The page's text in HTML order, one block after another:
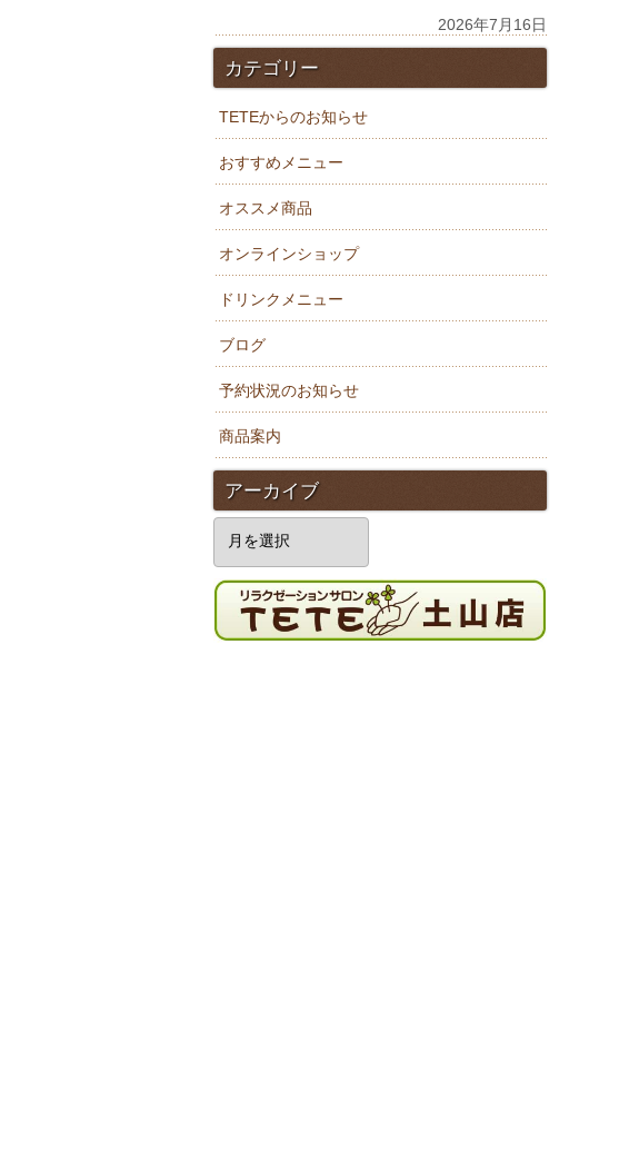
2026年7月16日
カテゴリー
TETEからのお知らせ
おすすめメニュー
オススメ商品
オンラインショップ
ドリンクメニュー
ブログ
予約状況のお知らせ
商品案内
アーカイブ
イ